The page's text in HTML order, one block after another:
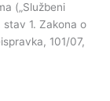
(„Službeni
stav 1. Zakona o
101/07,